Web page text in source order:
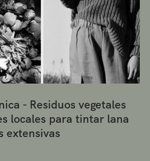
- Residuos vegetales
locales para tintar lana
extensivas